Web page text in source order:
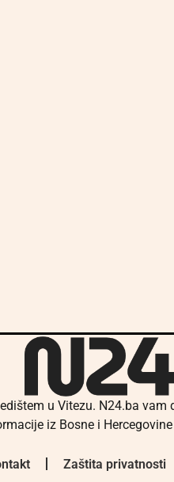
u Vitezu. N24.ba
iz Bosne i
Zaštita privatnosti